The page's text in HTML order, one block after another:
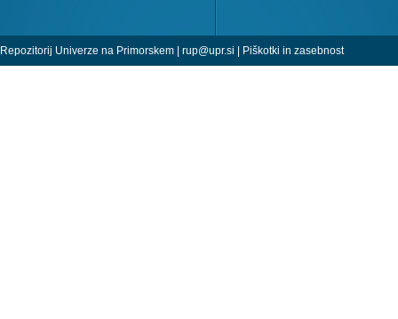
Repozitorij Univerze na Primorskem | rup@upr.si | Piškotki in zasebnost